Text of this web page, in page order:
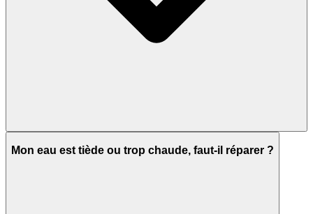
Mon eau est tiède ou trop chaude, faut-il réparer ?